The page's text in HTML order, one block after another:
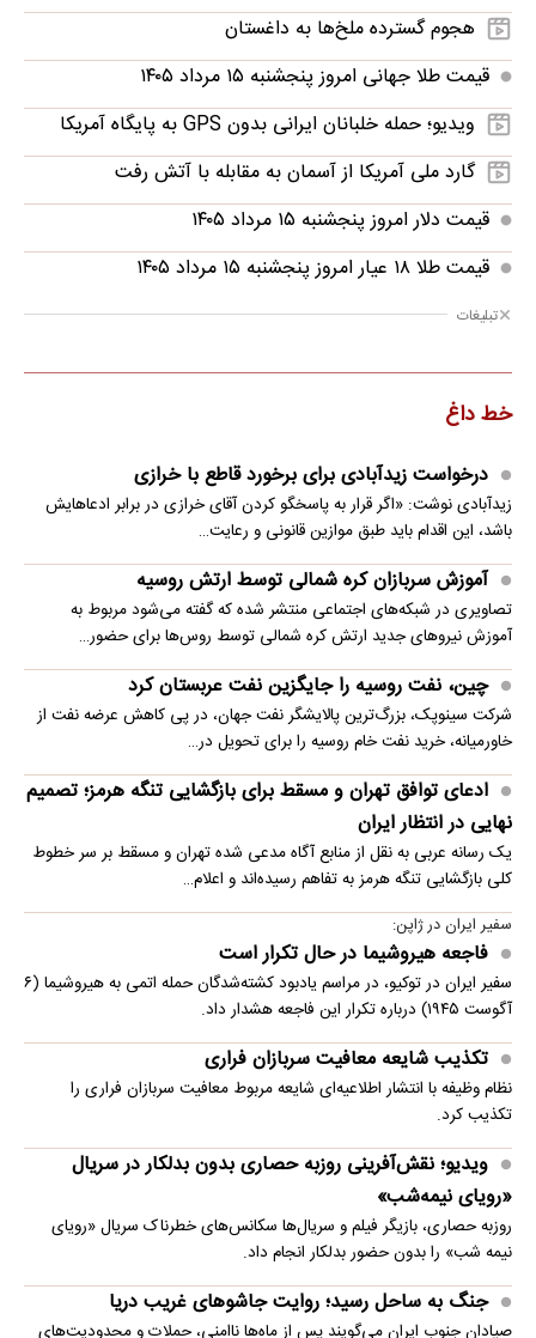
هجوم گسترده ملخ‌ها به داغستان
قیمت طلا جهانی امروز پنجشنبه ۱۵ مرداد ۱۴۰۵
ویدیو؛ حمله خلبانان ایرانی بدون GPS به پایگاه آمریکا
گارد ملی آمریکا از آسمان به مقابله با آتش رفت
قیمت دلار امروز پنجشنبه ۱۵ مرداد ۱۴۰۵
قیمت طلا ۱۸ عیار امروز پنجشنبه ۱۵ مرداد ۱۴۰۵
تبلیغات
خط داغ
درخواست زیدآبادی برای برخورد قاطع با خرازی
زیدآبادی نوشت: «اگر قرار به پاسخگو کردن آقای خرازی در برابر ادعاهایش
باشد، این اقدام باید طبق موازین قانونی و رعایت…
آموزش سربازان کره شمالی توسط ارتش روسیه
تصاویری در شبکه‌های اجتماعی منتشر شده که گفته می‌شود مربوط به
آموزش نیروهای جدید ارتش کره شمالی توسط روس‌ها برای حضور…
چین، نفت روسیه را جایگزین نفت عربستان کرد
شرکت سینوپک، بزرگ‌ترین پالایشگر نفت جهان، در پی کاهش عرضه نفت از
خاورمیانه، خرید نفت خام روسیه را برای تحویل در…
ادعای توافق تهران و مسقط برای بازگشایی تنگه هرمز؛ تصمیم
نهایی در انتظار ایران
یک رسانه عربی به نقل از منابع آگاه مدعی شده تهران و مسقط بر سر خطوط
کلی بازگشایی تنگه هرمز به تفاهم رسیده‌اند و اعلام…
سفیر ایران در ژاپن:
فاجعه هیروشیما در حال تکرار است
سفیر ایران در توکیو، در مراسم یادبود کشته‌شدگان حمله اتمی به هیروشیما (۶
آگوست ۱۹۴۵) درباره تکرار این فاجعه هشدار داد.
تکذیب شایعه معافیت سربازان فراری
نظام وظیفه با انتشار اطلاعیه‌ای شایعه مربوط معافیت سربازان فراری را
تکذیب کرد.
ویدیو؛ نقش‌آفرینی روزبه حصاری بدون بدلکار در سریال
«رویای نیمه‌شب»
روزبه حصاری، بازیگر فیلم و سریال‌ها سکانس‌های خطرناک سریال «رویای
نیمه شب» را بدون حضور بدلکار انجام داد.
جنگ به ساحل رسید؛ روایت جاشوهای غریب دریا
صیادان جنوب ایران می‌گویند پس از ماه‌ها ناامنی، حملات و محدودیت‌های